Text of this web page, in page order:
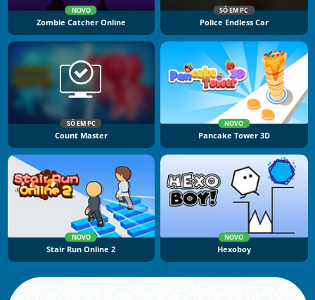
NOVO
Zombie Catcher Online
SÓ EM PC
Police Endless Car
SÓ EM PC
Count Master
NOVO
Pancake Tower 3D
NOVO
Stair Run Online 2
NOVO
Hexoboy